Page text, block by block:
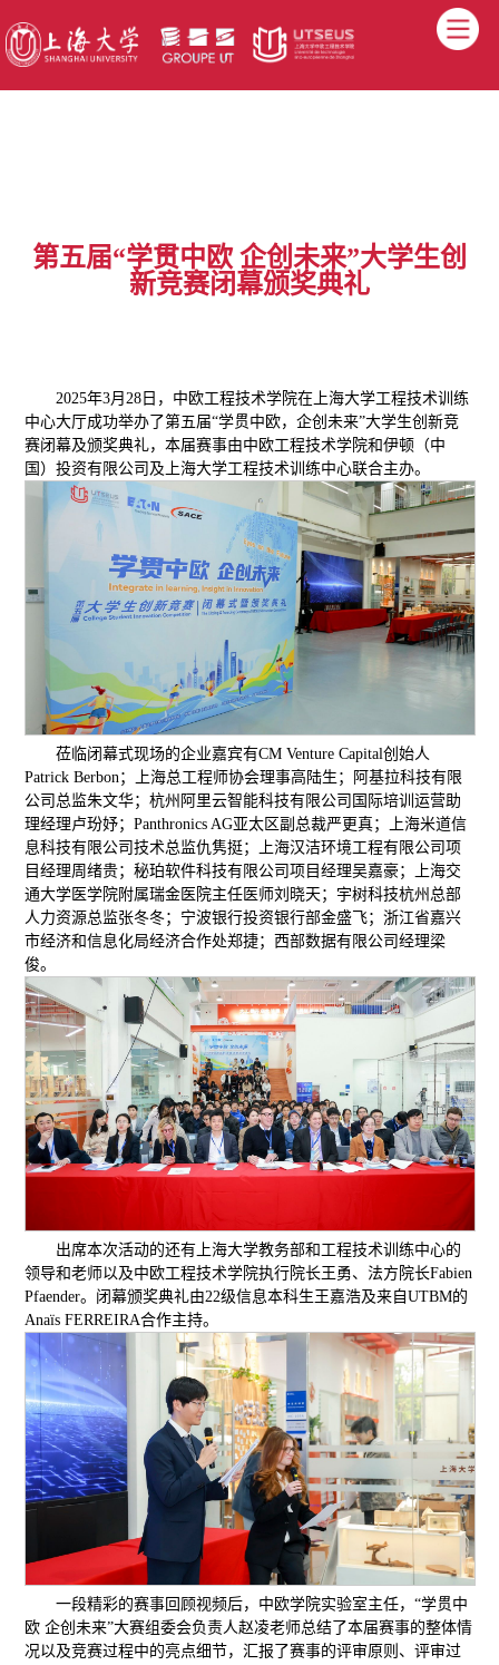
第五届“学贯中欧 企创未来”大学生创
新竞赛闭幕颁奖典礼
2025年3月28日，中欧工程技术学院在上海大学工程技术训练
中心大厅成功举办了第五届“学贯中欧，企创未来”大学生创新竞
赛闭幕及颁奖典礼，本届赛事由中欧工程技术学院和伊顿（中
国）投资有限公司及上海大学工程技术训练中心联合主办。
莅临闭幕式现场的企业嘉宾有CM Venture Capital创始人
Patrick Berbon；上海总工程师协会理事高陆生；阿基拉科技有限
公司总监朱文华；杭州阿里云智能科技有限公司国际培训运营助
理经理卢玢妤；Panthronics AG亚太区副总裁严更真；上海米道信
息科技有限公司技术总监仇隽挺；上海汉洁环境工程有限公司项
目经理周绪贵；秘珀软件科技有限公司项目经理吴嘉豪；上海交
通大学医学院附属瑞金医院主任医师刘晓天；宇树科技杭州总部
人力资源总监张冬冬；宁波银行投资银行部金盛飞；浙江省嘉兴
市经济和信息化局经济合作处郑捷；西部数据有限公司经理梁
俊。
出席本次活动的还有上海大学教务部和工程技术训练中心的
领导和老师以及中欧工程技术学院执行院长王勇、法方院长Fabien
Pfaender。闭幕颁奖典礼由22级信息本科生王嘉浩及来自UTBM的
Anaïs FERREIRA合作主持。
一段精彩的赛事回顾视频后，中欧学院实验室主任，“学贯中
欧 企创未来”大赛组委会负责人赵凌老师总结了本届赛事的整体情
况以及竞赛过程中的亮点细节，汇报了赛事的评审原则、评审过